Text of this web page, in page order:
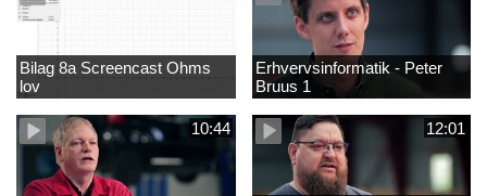
Bilag 8a Screencast Ohms
lov
Erhvervsinformatik - Peter
Bruus 1
10:44 12:01